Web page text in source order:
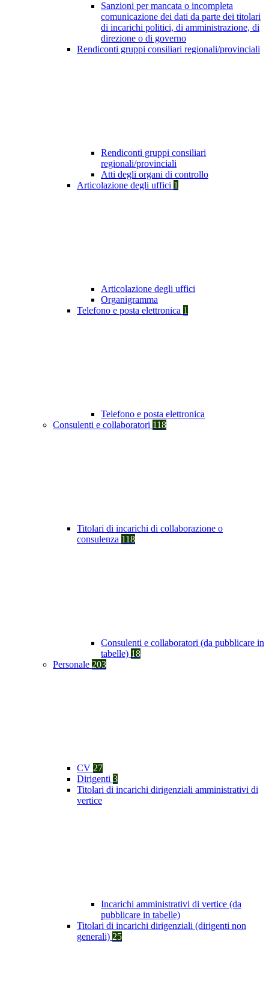
Sanzioni per mancata o incompleta
comunicazione dei dati da parte dei titolari
di incarichi politici, di amministrazione, di
direzione o di governo
Rendiconti gruppi consiliari regionali/provinciali
Rendiconti gruppi consiliari
regionali/provinciali
Atti degli organi di controllo
Articolazione degli uffici 1
Articolazione degli uffici
Organigramma
Telefono e posta elettronica 1
Telefono e posta elettronica
Consulenti e collaboratori 118
Titolari di incarichi di collaborazione o
consulenza 118
Consulenti e collaboratori (da pubblicare in
tabelle) 18
Personale 203
CV 27
Dirigenti 3
Titolari di incarichi dirigenziali amministrativi di
vertice
Incarichi amministrativi di vertice (da
pubblicare in tabelle)
Titolari di incarichi dirigenziali (dirigenti non
generali) 25